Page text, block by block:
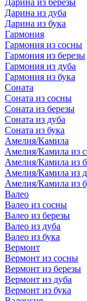
Дарина из березы
Дарина из дуба
Дарина из бука
Гармония
Гармония из сосны
Гармония из березы
Гармония из дуба
Гармония из бука
Соната
Соната из сосны
Соната из березы
Соната из дуба
Соната из бука
Амелия/Камила
Амелия/Камила из
Амелия/Камила из
Амелия/Камила из
Амелия/Камила из
Валео
Валео из сосны
Валео из березы
Валео из дуба
Валео из бука
Вермонт
Вермонт из сосны
Вермонт из березы
Вермонт из дуба
Вермонт из бука